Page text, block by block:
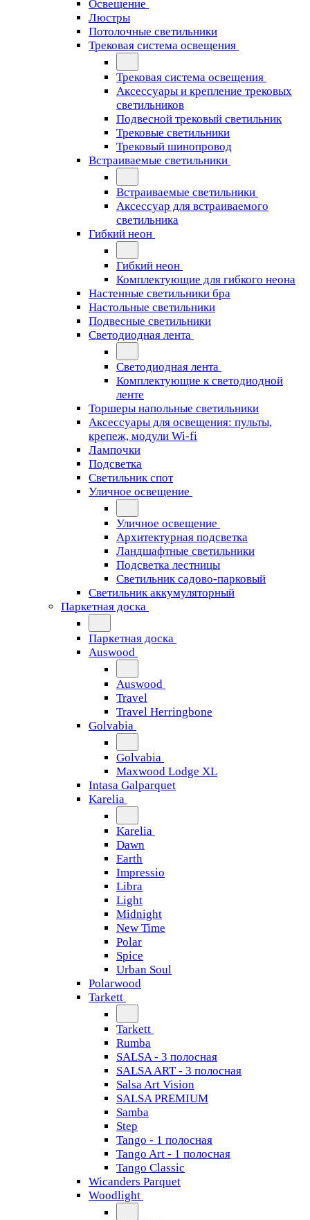
Освещение
Люстры
Потолочные светильники
Трековая система освещения
Трековая система освещения
Аксессуары и крепление трековых
светильников
Подвесной трековый светильник
Трековые светильники
Трековый шинопровод
Встраиваемые светильники
Встраиваемые светильники
Аксессуар для встраиваемого
светильника
Гибкий неон
Гибкий неон
Комплектующие для гибкого неона
Настенные светильники бра
Настольные светильники
Подвесные светильники
Светодиодная лента
Светодиодная лента
Комплектующие к светодиодной
ленте
Торшеры напольные светильники
Аксессуары для освещения: пульты,
крепеж, модули Wi-fi
Лампочки
Подсветка
Светильник спот
Уличное освещение
Уличное освещение
Архитектурная подсветка
Ландшафтные светильники
Подсветка лестницы
Светильник садово-парковый
Светильник аккумуляторный
Паркетная доска
Паркетная доска
Auswood
Auswood
Travel
Travel Herringbone
Golvabia
Golvabia
Maxwood Lodge XL
Intasa Galparquet
Karelia
Karelia
Dawn
Earth
Impressio
Libra
Light
Midnight
New Time
Polar
Spice
Urban Soul
Polarwood
Tarkett
Tarkett
Rumba
SALSA - 3 полосная
SALSA ART - 3 полосная
Salsa Art Vision
SALSA PREMIUM
Samba
Step
Tango - 1 полосная
Tango Art - 1 полосная
Tango Classiс
Wicanders Parquet
Woodlight